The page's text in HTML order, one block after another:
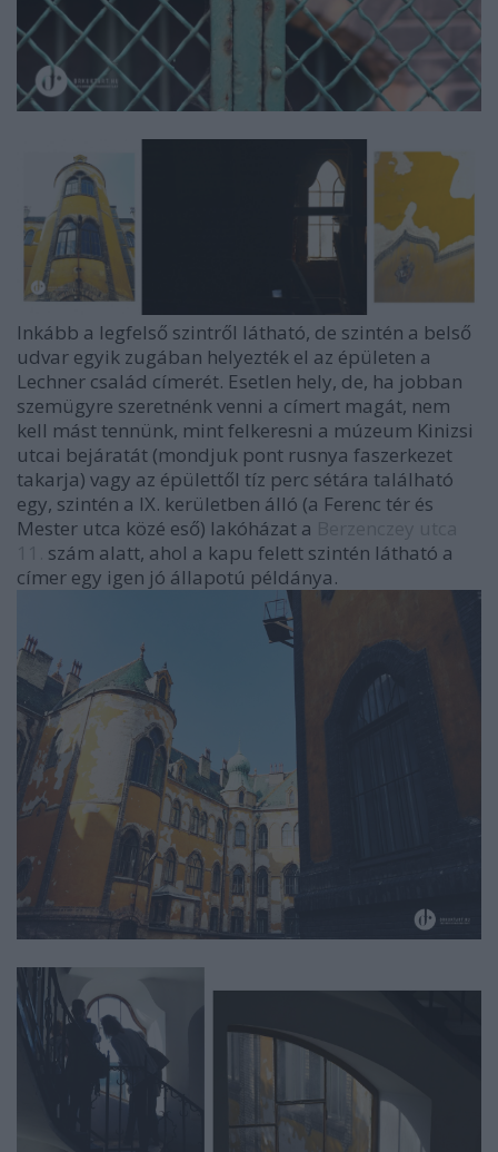
Inkább a legfelső szintről látható, de szintén a belső
udvar egyik zugában helyezték el az épületen a
Lechner család címerét. Esetlen hely, de, ha jobban
szemügyre szeretnénk venni a címert magát, nem
kell mást tennünk, mint felkeresni a múzeum Kinizsi
utcai bejáratát (mondjuk pont rusnya faszerkezet
takarja) vagy az épülettől tíz perc sétára található
egy, szintén a IX. kerületben álló (a Ferenc tér és
Mester utca közé eső) lakóházat a
szám alatt, ahol a kapu felett szintén látható a
címer egy igen jó állapotú példánya.